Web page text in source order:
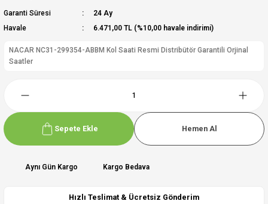
Garanti Süresi
24 Ay
Havale
6.471,00 TL (%10,00 havale indirimi)
NACAR NC31-299354-ABBM Kol Saati Resmi Distribütör Garantili Orjinal
Saatler
Sepete Ekle Hemen Al
Aynı Gün Kargo Kargo Bedava
Hızlı Teslimat & Ücretsiz Gönderim